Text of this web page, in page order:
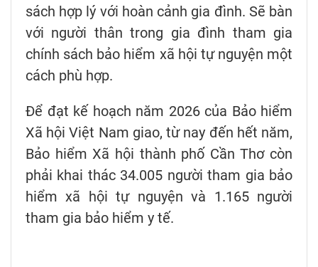
sách hợp lý với hoàn cảnh gia đình. Sẽ bàn
với người thân trong gia đình tham gia
chính sách bảo hiểm xã hội tự nguyện một
cách phù hợp.
Để đạt kế hoạch năm 2026 của Bảo hiểm
Xã hội Việt Nam giao, từ nay đến hết năm,
Bảo hiểm Xã hội thành phố Cần Thơ còn
phải khai thác 34.005 người tham gia bảo
hiểm xã hội tự nguyện và 1.165 người
tham gia bảo hiểm y tế.